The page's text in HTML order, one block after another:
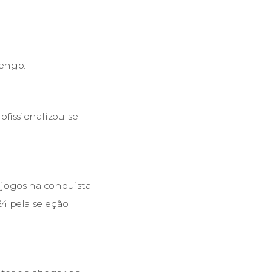
se
na conquista
pela seleção